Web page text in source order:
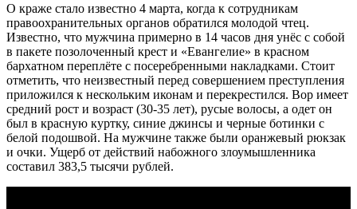
О краже стало известно 4 марта, когда к сотрудникам
правоохранительных органов обратился молодой чтец.
Известно, что мужчина примерно в 14 часов дня унёс с собой
в пакете позолоченный крест и «Евангелие» в красном
бархатном переплёте с посеребренными накладками. Стоит
отметить, что неизвестный перед совершением преступления
приложился к нескольким иконам и перекрестился. Вор имеет
средний рост и возраст (30-35 лет), русые волосы, а одет он
был в красную куртку, синие джинсы и черные ботинки с
белой подошвой. На мужчине также были оранжевый рюкзак
и очки. Ущерб от действий набожного злоумышленника
составил 383,5 тысячи рублей.